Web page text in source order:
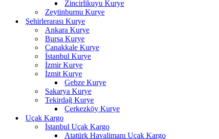
Zincirlikuyu Kurye
Zeytinburnu Kurye
Şehirlerarası Kurye
Ankara Kurye
Bursa Kurye
Çanakkale Kurye
İstanbul Kurye
İzmir Kurye
İzmit Kurye
Gebze Kurye
Sakarya Kurye
Tekirdağ Kurye
Çerkezköy Kurye
Uçak Kargo
İstanbul Uçak Kargo
Atatürk Havalimanı Uçak Kargo